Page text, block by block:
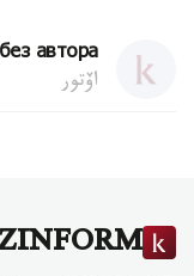
без автора
اۆتور